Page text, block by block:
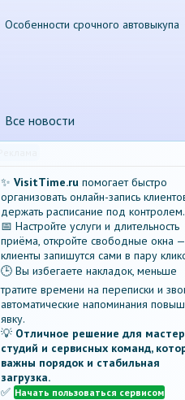
Особенности срочного автовыкупа
Все новости
✨ VisitTime.ru помогает быстро
организовать онлайн-запись
держать расписание под контролем.
📅 Настройте услуги и длительность
приёма, откройте свободные окна
клиенты запишутся сами в пару
🕒 Вы избегаете накладок, меньше
тратите времени на переписки и
автоматические напоминания
явку.
💡 Отличное решение для
студий и сервисных команд,
важны порядок и стабильная
загрузка.
✅ Начать пользоваться сервисом